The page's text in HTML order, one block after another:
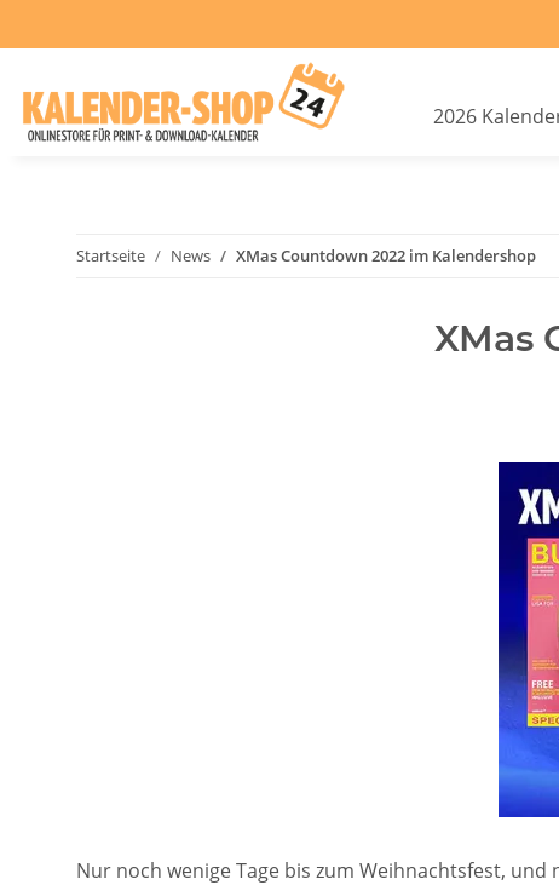
2026
Startseite News XMas Countdown 2022 im Kalendershop
XMas
Nur noch wenige Tage bis zum Weihnachtsfest,